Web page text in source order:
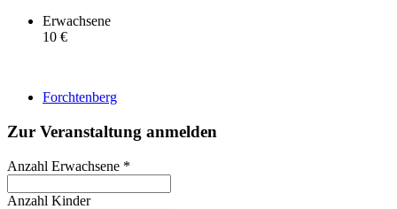
Erwachsene
10 €
Forchtenberg
Zur Veranstaltung anmelden
Anzahl Erwachsene *
Anzahl Kinder